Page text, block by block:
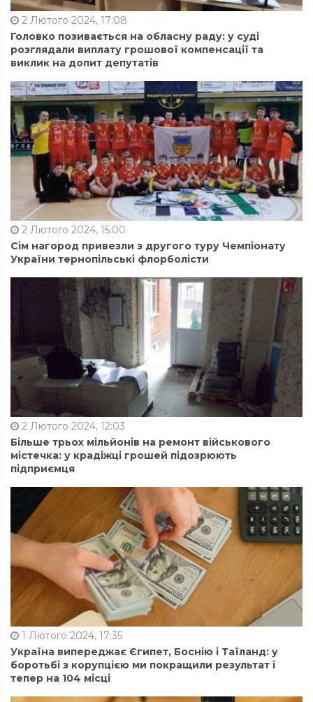
2 Лютого 2024, 17:08
Головко позивається на обласну раду: у суді
розглядали виплату грошової компенсації та
виклик на допит депутатів
2 Лютого 2024, 15:00
Сім нагород привезли з другого туру Чемпіонату
України тернопільські флорболісти
2 Лютого 2024, 12:03
Більше трьох мільйонів на ремонт військового
містечка: у крадіжці грошей підозрюють
підприємця
1 Лютого 2024, 17:35
Україна випереджає Єгипет, Боснію і Таїланд: у
боротьбі з корупцією ми покращили результат і
тепер на 104 місці